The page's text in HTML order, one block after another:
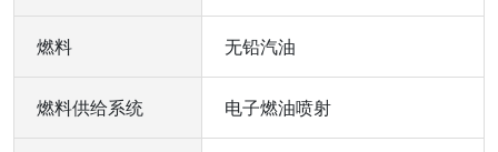
燃料 无铅汽油
燃料供给系统 电子燃油喷射